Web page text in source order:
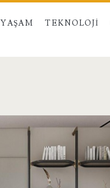
YAŞAM TEKNOLOJI